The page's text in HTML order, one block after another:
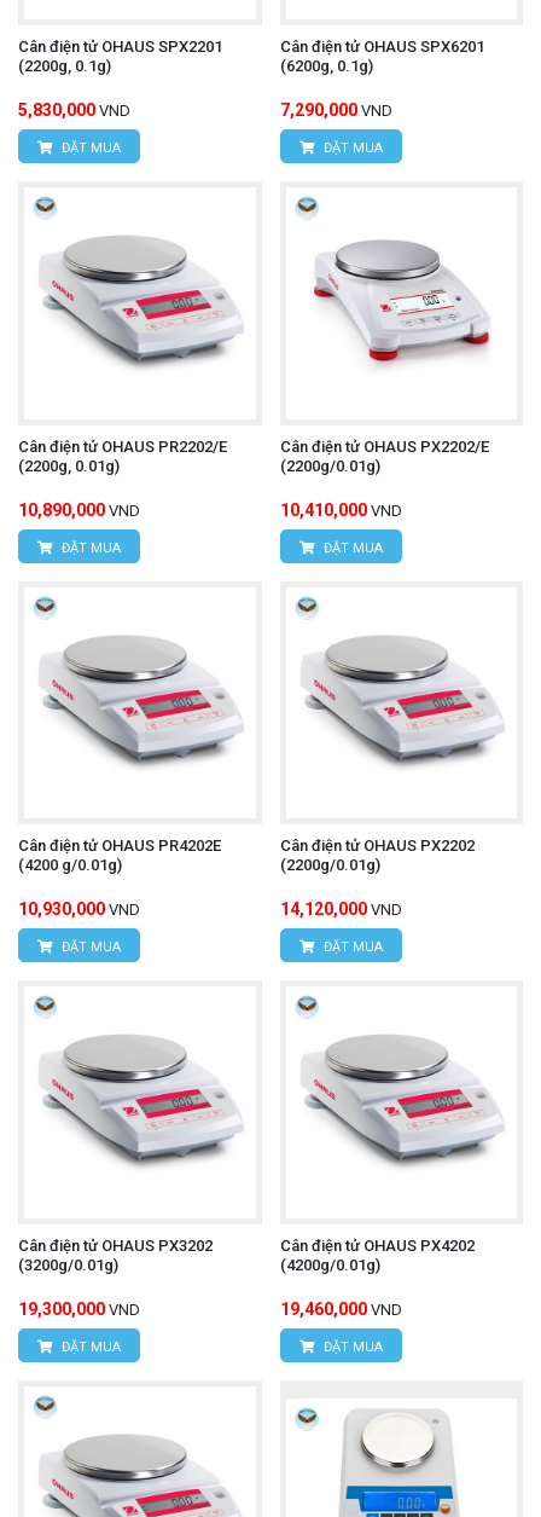
Cân điện tử OHAUS SPX2201
(2200g, 0.1g)
5,830,000 VND
ĐẶT MUA
Cân điện tử OHAUS SPX6201
(6200g, 0.1g)
7,290,000 VND
ĐẶT MUA
Cân điện tử OHAUS PR2202/E
(2200g, 0.01g)
10,890,000 VND
ĐẶT MUA
Cân điện tử OHAUS PX2202/E
(2200g/0.01g)
10,410,000 VND
ĐẶT MUA
Cân điện tử OHAUS PR4202E
(4200 g/0.01g)
10,930,000 VND
ĐẶT MUA
Cân điện tử OHAUS PX2202
(2200g/0.01g)
14,120,000 VND
ĐẶT MUA
Cân điện tử OHAUS PX3202
(3200g/0.01g)
19,300,000 VND
ĐẶT MUA
Cân điện tử OHAUS PX4202
(4200g/0.01g)
19,460,000 VND
ĐẶT MUA